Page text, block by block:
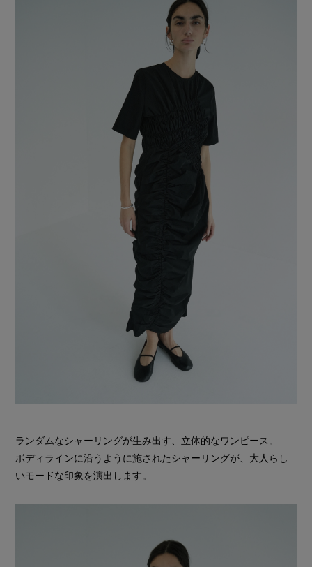
ランダムなシャーリングが生み出す、立体的なワンピース。
ボディラインに沿うように施されたシャーリングが、大人らし
いモードな印象を演出します。